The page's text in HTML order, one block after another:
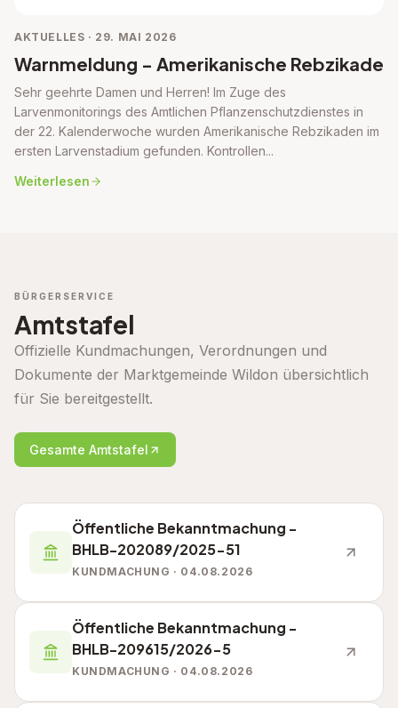
AKTUELLES · 29. MAI 2026
Warnmeldung - Amerikanische Rebzikade
Sehr geehrte Damen und Herren! Im Zuge des
Larvenmonitorings des Amtlichen Pflanzenschutzdienstes in
der 22. Kalenderwoche wurden Amerikanische Rebzikaden im
ersten Larvenstadium gefunden. Kontrollen...
Weiterlesen
BÜRGERSERVICE
Amtstafel
Offizielle Kundmachungen, Verordnungen und
Dokumente der Marktgemeinde Wildon übersichtlich
für Sie bereitgestellt.
Gesamte Amtstafel
Öffentliche Bekanntmachung -
BHLB-202089/2025-51
KUNDMACHUNG · 04.08.2026
Öffentliche Bekanntmachung -
BHLB-209615/2026-5
KUNDMACHUNG · 04.08.2026